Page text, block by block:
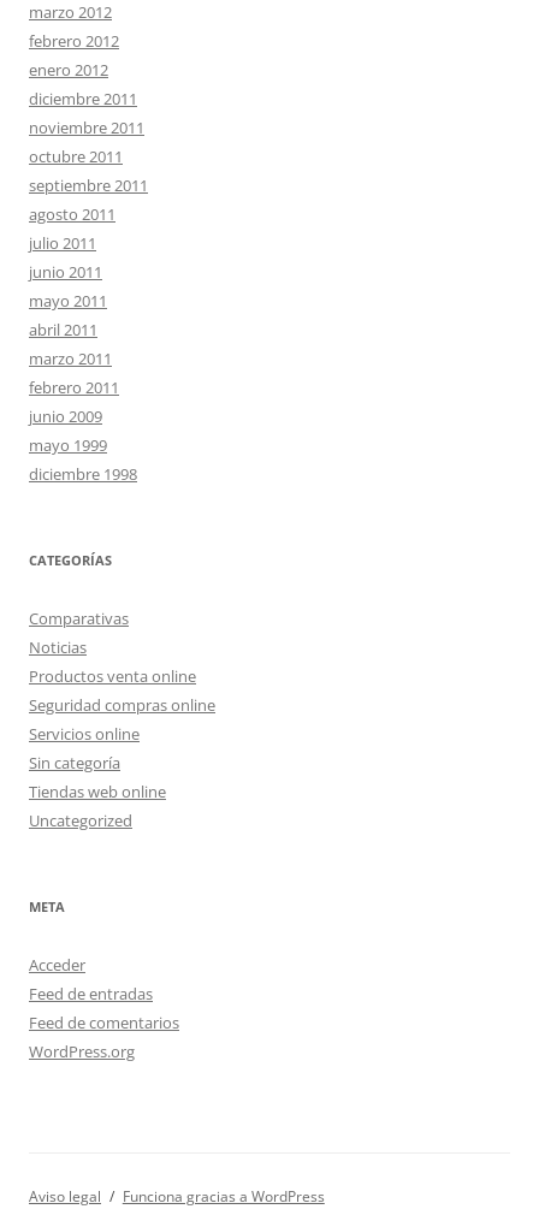
marzo 2012
febrero 2012
enero 2012
diciembre 2011
noviembre 2011
octubre 2011
septiembre 2011
agosto 2011
julio 2011
junio 2011
mayo 2011
abril 2011
marzo 2011
febrero 2011
junio 2009
mayo 1999
diciembre 1998
CATEGORÍAS
Comparativas
Noticias
Productos venta online
Seguridad compras online
Servicios online
Sin categoría
Tiendas web online
Uncategorized
META
Acceder
Feed de entradas
Feed de comentarios
WordPress.org
Aviso legal Funciona gracias a WordPress